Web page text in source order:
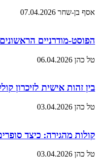
אסף בן-שחר 07.04.2026
הפוסט-מודרניים
טל כהן 06.04.2026
בין זהות אישית לזיכרון
טל כהן 03.04.2026
קולות מהגירה: כיצד
טל כהן 03.04.2026